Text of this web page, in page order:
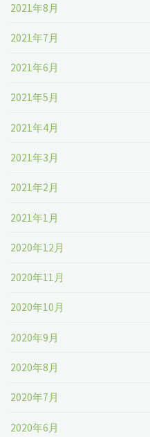
2021年8月
2021年7月
2021年6月
2021年5月
2021年4月
2021年3月
2021年2月
2021年1月
2020年12月
2020年11月
2020年10月
2020年9月
2020年8月
2020年7月
2020年6月